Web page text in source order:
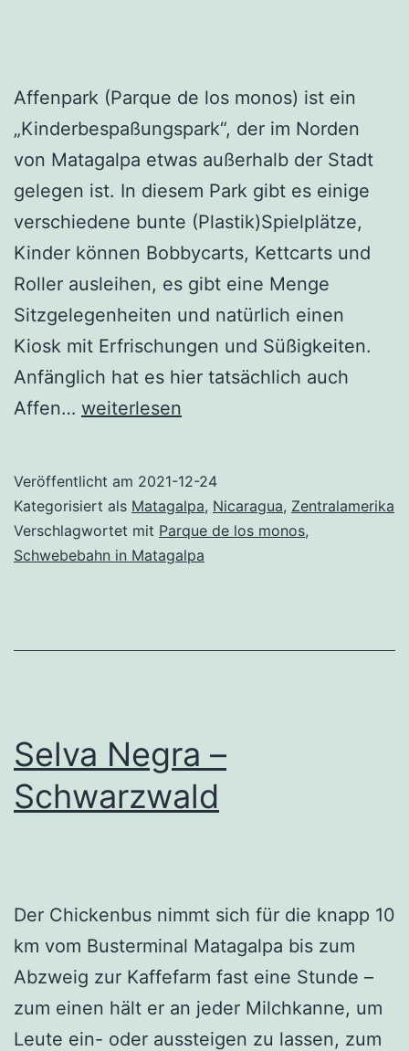
Affenpark (Parque de los monos) ist ein
„Kinderbespaßungspark“, der im Norden
von Matagalpa etwas außerhalb der Stadt
gelegen ist. In diesem Park gibt es einige
verschiedene bunte (Plastik)Spielplätze,
Kinder können Bobbycarts, Kettcarts und
Roller ausleihen, es gibt eine Menge
Sitzgelegenheiten und natürlich einen
Kiosk mit Erfrischungen und Süßigkeiten.
Anfänglich hat es hier tatsächlich auch
Affen… Parque
Monos
–
wie
Schwebebahn
weiterlesen
Veröffentlicht am 2021-12-24
Kategorisiert als Matagalpa, Nicaragua, Zentralamerika
Verschlagwortet mit Parque de los monos,
Schwebebahn in Matagalpa
Selva Negra –
Schwarzwald
Der Chickenbus nimmt sich für die knapp 10
km vom Busterminal Matagalpa bis zum
Abzweig zur Kaffefarm fast eine Stunde –
zum einen hält er an jeder Milchkanne, um
Leute ein- oder aussteigen zu lassen, zum